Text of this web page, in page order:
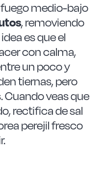
medio-bajo
, removiendo
es que el
con calma,
un poco y
tiernas, pero
veas que
rectifica de sal
perejil fresco